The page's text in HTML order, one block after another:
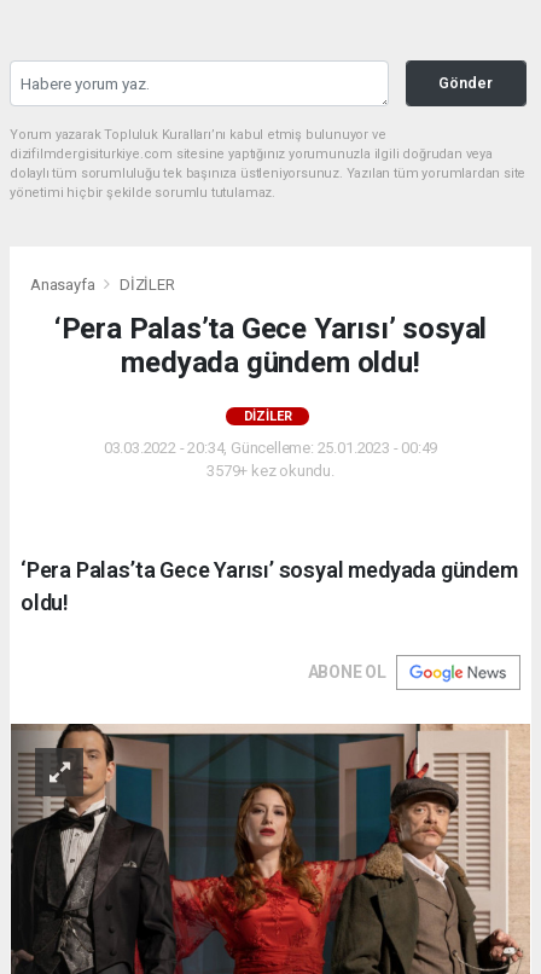
Gönder
Yorum yazarak Topluluk Kuralları’nı kabul etmiş bulunuyor ve
dizifilmdergisiturkiye.com sitesine yaptığınız yorumunuzla ilgili doğrudan veya
dolaylı tüm sorumluluğu tek başınıza üstleniyorsunuz. Yazılan tüm yorumlardan site
yönetimi hiçbir şekilde sorumlu tutulamaz.
Anasayfa DİZİLER
‘Pera Palas’ta Gece Yarısı’ sosyal
medyada gündem oldu!
DİZİLER
03.03.2022 - 20:34, Güncelleme: 25.01.2023 - 00:49
3579+ kez okundu.
‘Pera Palas’ta Gece Yarısı’ sosyal medyada gündem
oldu!
ABONE OL